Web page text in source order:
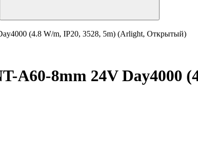
(4.8 W/m, IP20, 3528, 5m) (Arlight, Открытый)
A60-8mm 24V Day4000